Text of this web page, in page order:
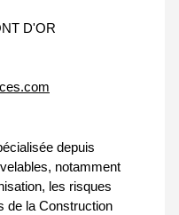
D'OR
depuis
notamment
les risques
de la Construction